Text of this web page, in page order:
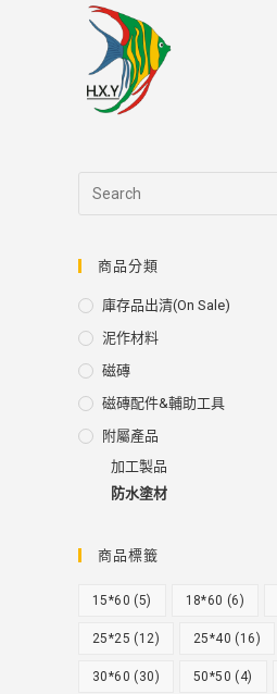
商品分類
庫存品出清(on Sale)
泥作材料
磁磚
磁磚配件&輔助工具
附屬產品
加工製品
防水塗材
商品標籤
15*60 (5) 18*60 (6)
25*25 (12) 25*40 (16)
30*60 (30) 50*50 (4)